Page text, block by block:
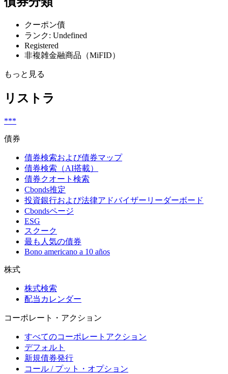
クーポン債
ランク: Undefined
Registered
非複雑金融商品（MiFID）
もっと見る
リストラ
***
債券
債券検索および債券マップ
債券検索（AI搭載）
債券クオート検索
Cbonds推定
投資銀行および法律アドバイザーリーダーボード
Cbondsページ
ESG
スクーク
最も人気の債券
Bono americano a 10 años
株式
株式検索
配当カレンダー
コーポレート・アクション
すべてのコーポレートアクション
デフォルト
新規債券発行
コール / プット・オプション